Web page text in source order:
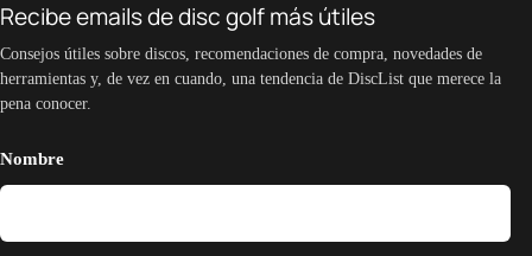
Recibe emails de disc golf más útiles
Consejos útiles sobre discos, recomendaciones de compra, novedades de
herramientas y, de vez en cuando, una tendencia de DiscList que merece la
pena conocer.
Nombre